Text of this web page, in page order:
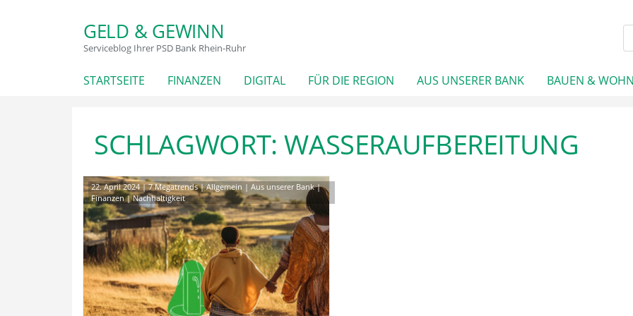
GELD & GEWINN
Serviceblog Ihrer PSD Bank Rhein-Ruhr
STARTSEITE FINANZEN DIGITAL FÜR DIE REGION AUS UNSERER BANK BAUEN &
SCHLAGWORT:WASSERAUFBEREITUNG
22. April 2024|7 Megatrends|Allgemein | Aus unserer Bank|
Finanzen|Nachhaltigkeit